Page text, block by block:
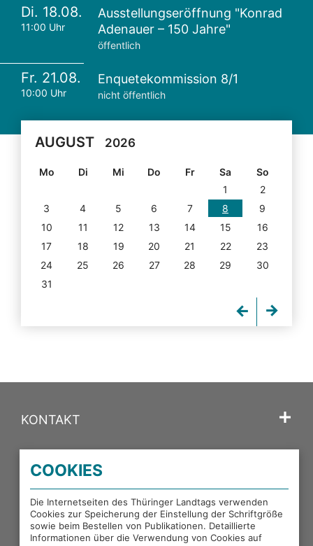
Di. 18.08.
11:00 Uhr
Ausstellungseröffnung "Konrad
Adenauer – 150 Jahre"
öffentlich
Fr. 21.08.
10:00 Uhr
Enquetekommission 8/1
nicht öffentlich
AUGUST 2026
Mo Di Mi Do Fr Sa
So
1
2
3
4 5 6 7 8
9
10
11 12 13 14 15
16
17
18 19 20 21 22
23
24
25 26 27 28 29
30
31
KONTAKT
PORTALE DES THÜRINGER LANDTAGS
EXTERNE LINKS
COOKIES
Die Internetseiten des Thüringer Landtags verwenden
Cookies zur Speicherung der Einstellung der Schriftgröße
sowie beim Bestellen von Publikationen. Detaillierte
Informationen über die Verwendung von Cookies auf